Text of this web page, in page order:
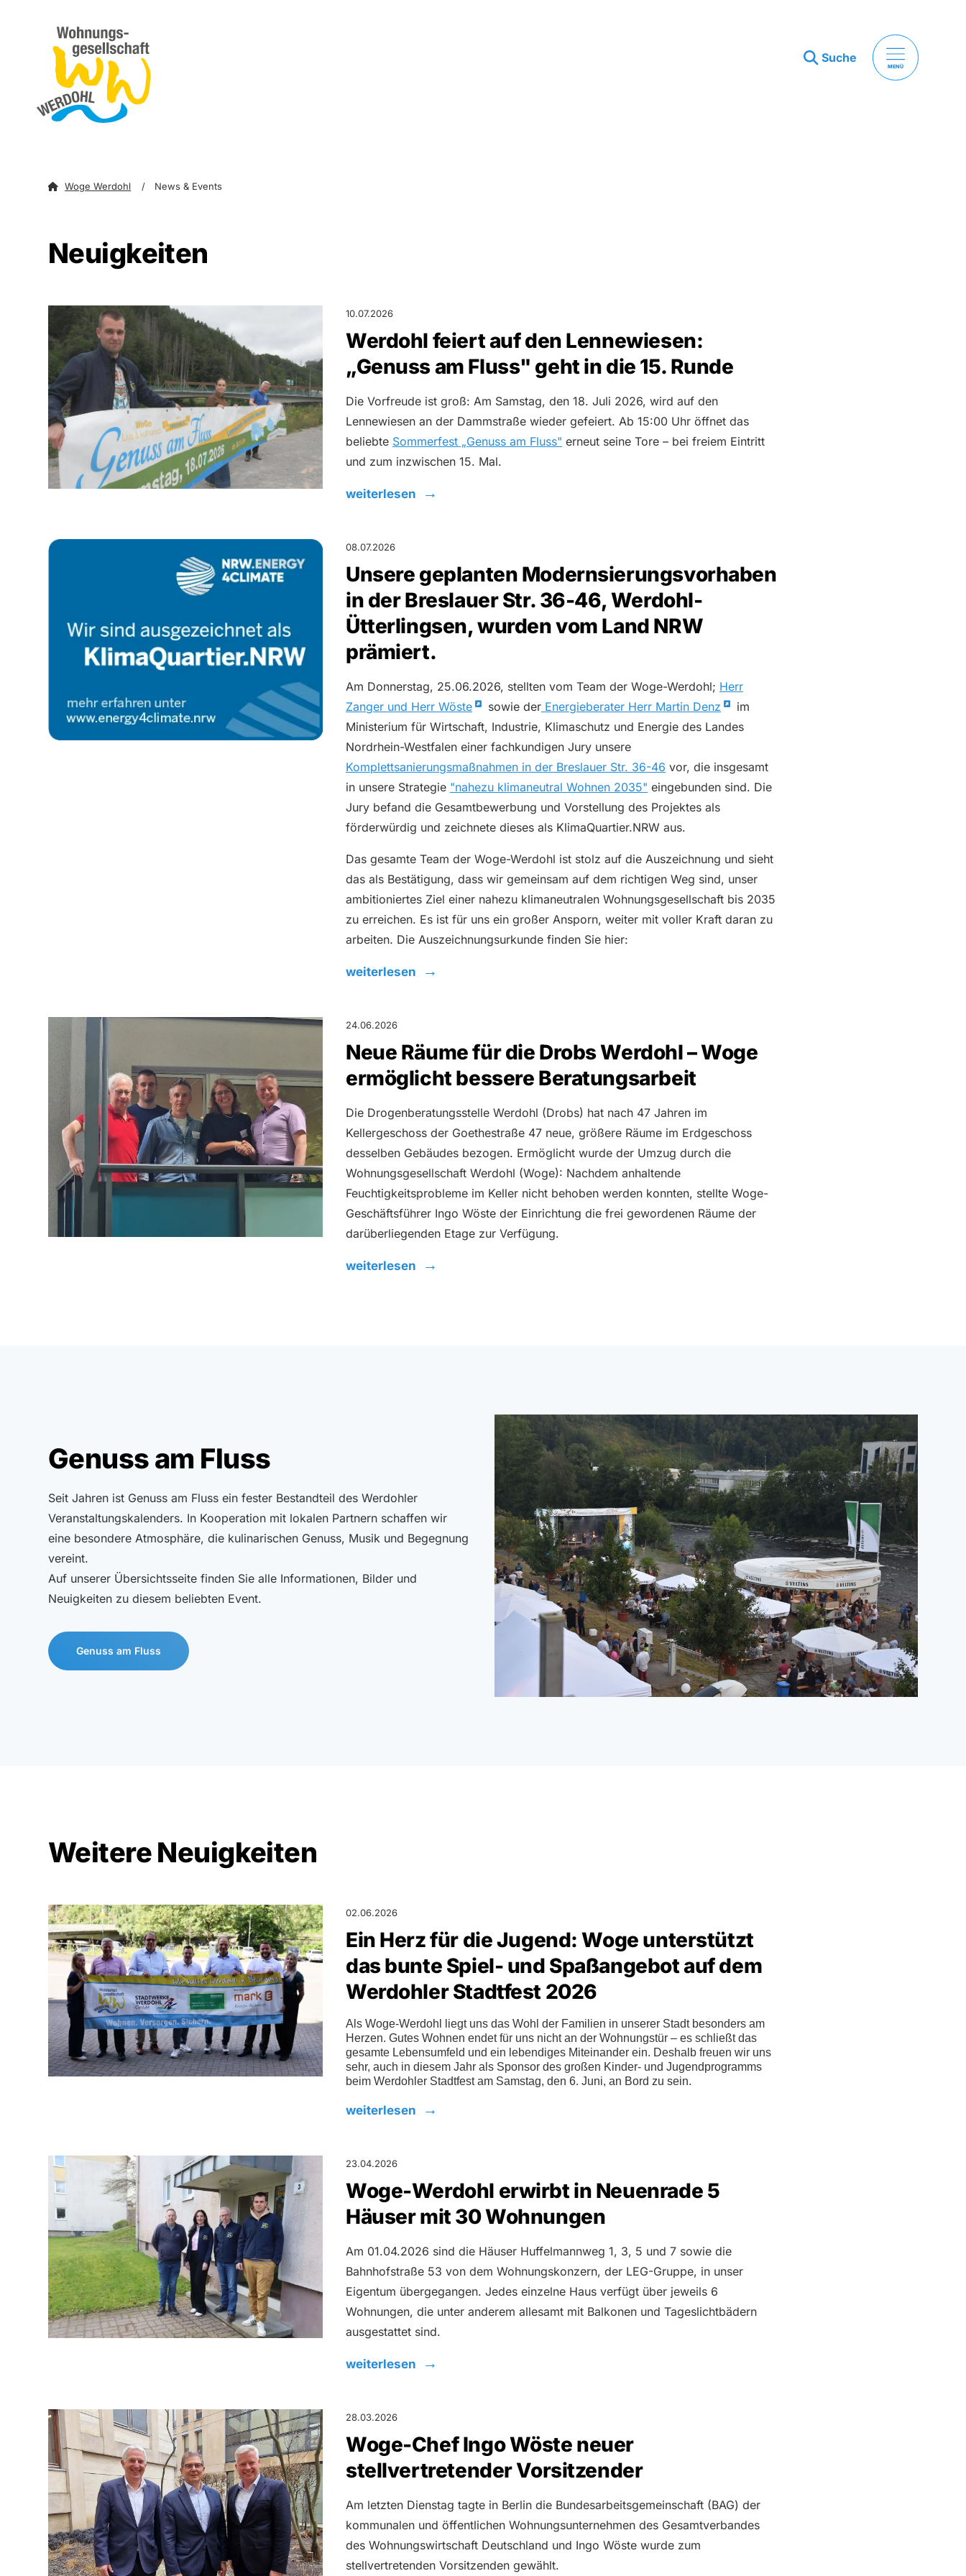
Suche
MENÜ
zum Inhalt springen
Woge Werdohl News & Events
Neuigkeiten
10.07.2026
Werdohl feiert auf den Lennewiesen:
„Genuss am Fluss" geht in die 15. Runde
Die Vorfreude ist groß: Am Samstag, den 18. Juli 2026, wird auf den
Lennewiesen an der Dammstraße wieder gefeiert. Ab 15:00 Uhr öffnet das
beliebte Sommerfest „Genuss am Fluss" erneut seine Tore – bei freiem Eintritt
und zum inzwischen 15. Mal.
weiterlesen
08.07.2026
Unsere geplanten Modernsierungsvorhaben
in der Breslauer Str. 36-46, Werdohl-
Ütterlingsen, wurden vom Land NRW
prämiert.
Am Donnerstag, 25.06.2026, stellten vom Team der Woge-Werdohl; Herr
Zanger und Herr Wöste
sowie der Energieberater Herr Martin Denz
im
Ministerium für Wirtschaft, Industrie, Klimaschutz und Energie des Landes
Nordrhein-Westfalen einer fachkundigen Jury unsere
Komplettsanierungsmaßnahmen in der Breslauer Str. 36-46 vor, die insgesamt
in unsere Strategie "nahezu klimaneutral Wohnen 2035" eingebunden sind. Die
Jury befand die Gesamtbewerbung und Vorstellung des Projektes als
förderwürdig und zeichnete dieses als KlimaQuartier.NRW aus.
Das gesamte Team der Woge-Werdohl ist stolz auf die Auszeichnung und sieht
das als Bestätigung, dass wir gemeinsam auf dem richtigen Weg sind, unser
ambitioniertes Ziel einer nahezu klimaneutralen Wohnungsgesellschaft bis 2035
zu erreichen. Es ist für uns ein großer Ansporn, weiter mit voller Kraft daran zu
arbeiten. Die Auszeichnungsurkunde finden Sie hier:
weiterlesen
24.06.2026
Neue Räume für die Drobs Werdohl – Woge
ermöglicht bessere Beratungsarbeit
Die Drogenberatungsstelle Werdohl (Drobs) hat nach 47 Jahren im
Kellergeschoss der Goethestraße 47 neue, größere Räume im Erdgeschoss
desselben Gebäudes bezogen. Ermöglicht wurde der Umzug durch die
Wohnungsgesellschaft Werdohl (Woge): Nachdem anhaltende
Feuchtigkeitsprobleme im Keller nicht behoben werden konnten, stellte Woge-
Geschäftsführer Ingo Wöste der Einrichtung die frei gewordenen Räume der
darüberliegenden Etage zur Verfügung.
weiterlesen
Genuss am Fluss
Seit Jahren ist Genuss am Fluss ein fester Bestandteil des Werdohler
Veranstaltungskalenders. In Kooperation mit lokalen Partnern schaffen wir
eine besondere Atmosphäre, die kulinarischen Genuss, Musik und Begegnung
vereint.
Auf unserer Übersichtsseite finden Sie alle Informationen, Bilder und
Neuigkeiten zu diesem beliebten Event.
Genuss am Fluss
Weitere Neuigkeiten
02.06.2026
Ein Herz für die Jugend: Woge unterstützt
das bunte Spiel- und Spaßangebot auf dem
Werdohler Stadtfest 2026
Als Woge-Werdohl liegt uns das Wohl der Familien in unserer Stadt besonders am
Herzen. Gutes Wohnen endet für uns nicht an der Wohnungstür – es schließt das
gesamte Lebensumfeld und ein lebendiges Miteinander ein. Deshalb freuen wir uns
sehr, auch in diesem Jahr als Sponsor des großen Kinder- und Jugendprogramms
beim Werdohler Stadtfest am Samstag, den 6. Juni, an Bord zu sein.
weiterlesen
23.04.2026
Woge-Werdohl erwirbt in Neuenrade 5
Häuser mit 30 Wohnungen
Am 01.04.2026 sind die Häuser Huffelmannweg 1, 3, 5 und 7 sowie die
Bahnhofstraße 53 von dem Wohnungskonzern, der LEG-Gruppe, in unser
Eigentum übergegangen. Jedes einzelne Haus verfügt über jeweils 6
Wohnungen, die unter anderem allesamt mit Balkonen und Tageslichtbädern
ausgestattet sind.
weiterlesen
28.03.2026
Woge-Chef Ingo Wöste neuer
stellvertretender Vorsitzender
Am letzten Dienstag tagte in Berlin die Bundesarbeitsgemeinschaft (BAG) der
kommunalen und öffentlichen Wohnungsunternehmen des Gesamtverbandes
des Wohnungswirtschaft Deutschland und Ingo Wöste wurde zum
stellvertretenden Vorsitzenden gewählt.